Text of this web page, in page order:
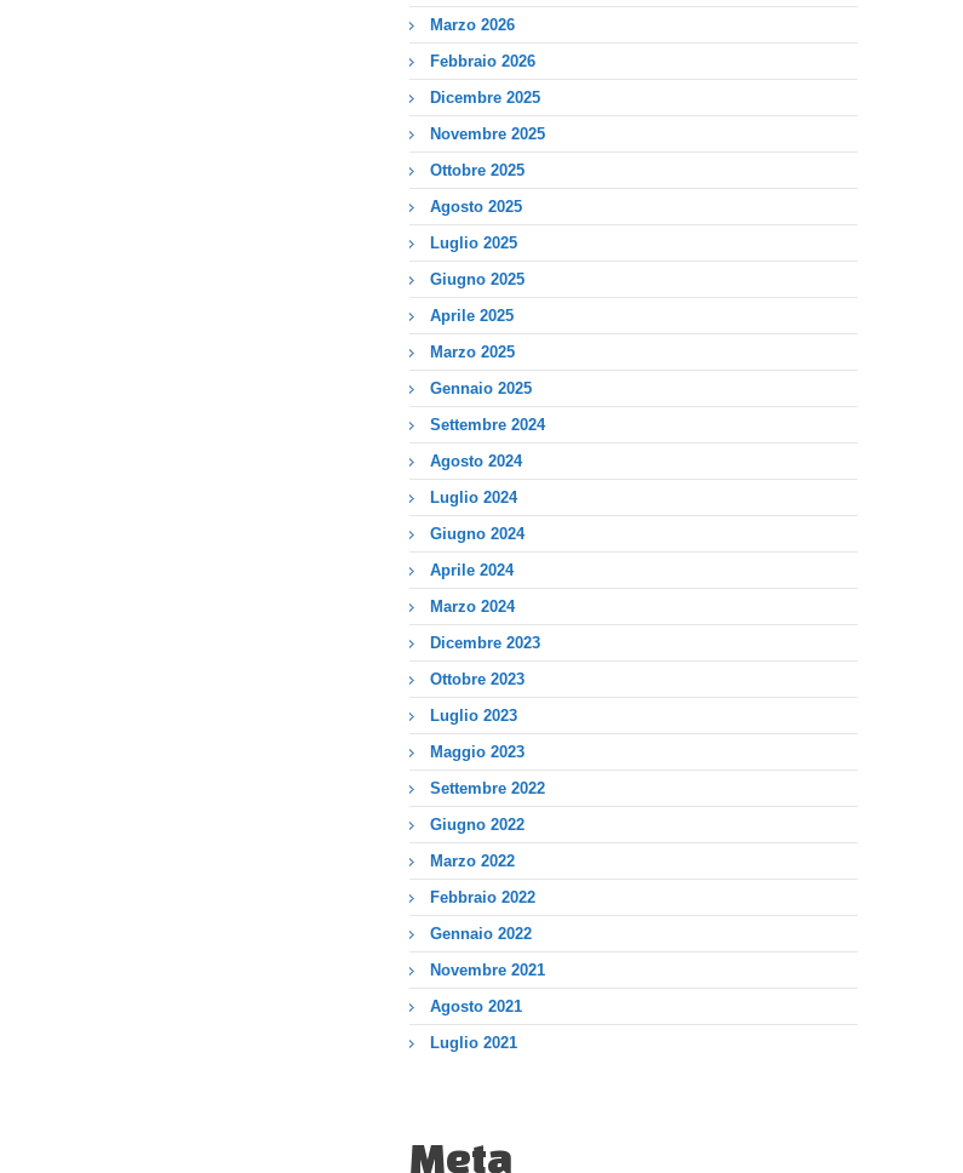
Marzo 2026
Febbraio 2026
Dicembre 2025
Novembre 2025
Ottobre 2025
Agosto 2025
Luglio 2025
Giugno 2025
Aprile 2025
Marzo 2025
Gennaio 2025
Settembre 2024
Agosto 2024
Luglio 2024
Giugno 2024
Aprile 2024
Marzo 2024
Dicembre 2023
Ottobre 2023
Luglio 2023
Maggio 2023
Settembre 2022
Giugno 2022
Marzo 2022
Febbraio 2022
Gennaio 2022
Novembre 2021
Agosto 2021
Luglio 2021
Meta